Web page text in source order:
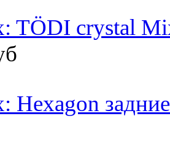
TÖDI crystal
Hexagon